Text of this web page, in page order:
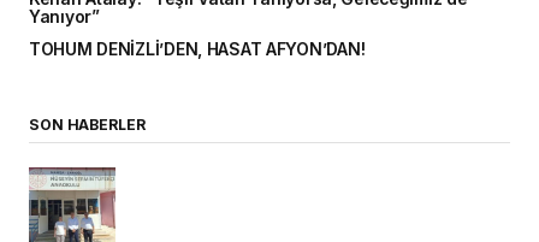
Yanıyor”
TOHUM DENİZLİ’DEN, HASAT AFYON’DAN!
SON HABERLER